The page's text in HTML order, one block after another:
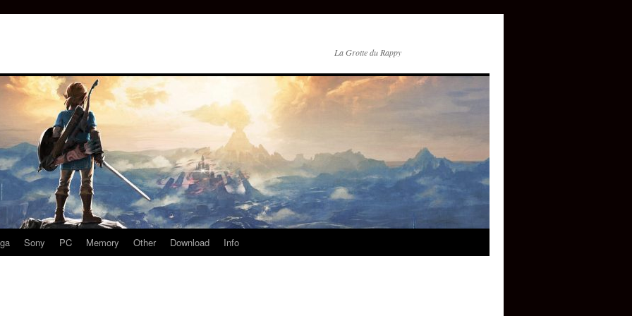
La Grotte du Rappy
Sony PC Memory Other Download Info